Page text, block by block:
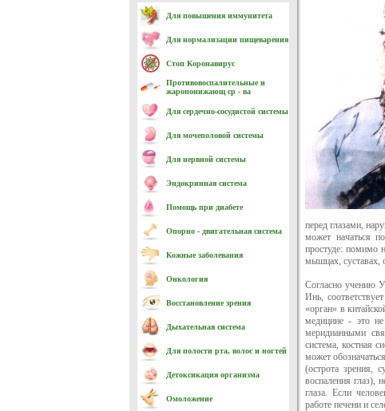
Для повышения иммунитета
Для нормализации пищеварения
Стоп Коронавирус
Противовоспалительные и
жаропонижающ ср - ва
Для сердечно-cосудистой системы
Для мочеполовой системы
Для нервной системы
Эндокринная система
Помощь при диабете
Опорно - двигательная система
Кожные заболевания
Онкология
Восстановление зрения
Дыхательная система
Для полости рта, волос и ногтей
Детоксикация организма
Омоложение
перед глазами,
может начаться
простуде: помимо
мышцах, суставах,
Согласно учению
Инь,
«орган» в
медицине - это не
меридианными
система, костная
может
(острота зрения,
воспаления глаз),
глаза. Если
работе печени и